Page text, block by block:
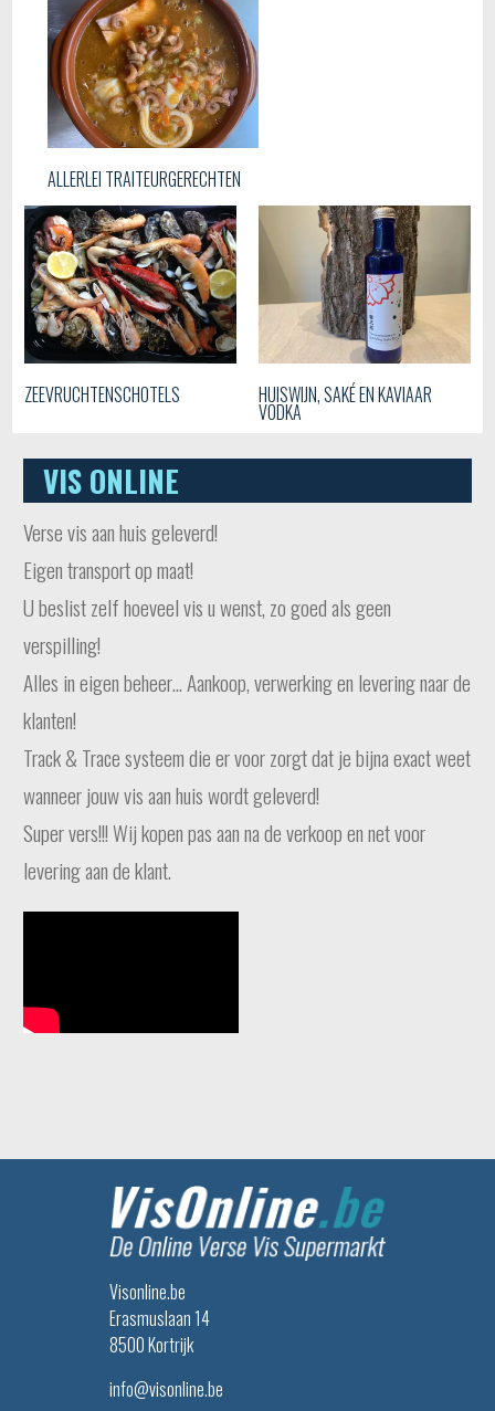
ALLERLEI TRAITEURGERECHTEN
ZEEVRUCHTENSCHOTELS HUISWIJN, SAKÉ EN KAVIAAR
VODKA
VIS ONLINE
Verse vis aan huis geleverd!
Eigen transport op maat!
U beslist zelf hoeveel vis u wenst, zo goed als geen
verspilling!
Alles in eigen beheer… Aankoop, verwerking en levering naar de
klanten!
Track & Trace systeem die er voor zorgt dat je bijna exact weet
wanneer jouw vis aan huis wordt geleverd!
Super vers!!! Wij kopen pas aan na de verkoop en net voor
levering aan de klant.
Visonline.be
Erasmuslaan 14
8500 Kortrijk
info@visonline.be